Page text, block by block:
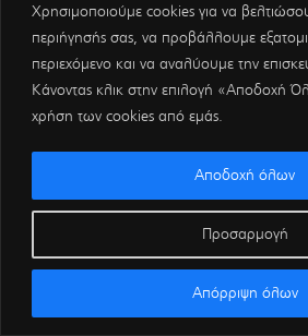
Χρησιμοποιούμε cookies για να
περιήγησής σας, να προβάλλουμε
περιεχόμενο και να αναλύουμε την
Κάνοντας κλικ στην επιλογή «Αποδοχή
χρήση των cookies από εμάς.
Προσαρμογή
Απόρριψη όλων
Αποδοχή όλων